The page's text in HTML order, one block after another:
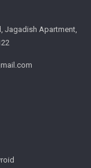
Jagadish Apartment,